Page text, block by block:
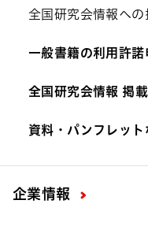
全国研究会情報へ
一般書籍の利用許諾
全国研究会情報 掲
資料・パンフレット
企業情報